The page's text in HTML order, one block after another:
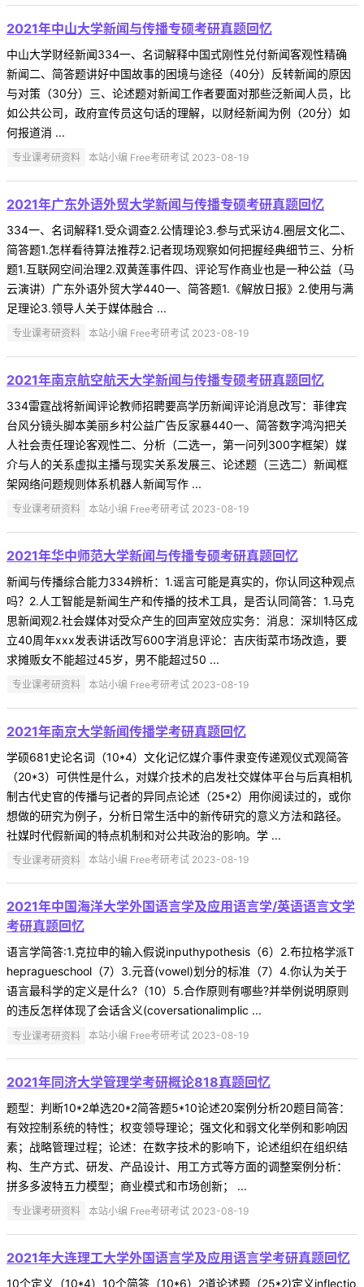
2021年中山大学新闻与传播专硕考研真题回忆
中山大学财经新闻334一、名词解释中国式刚性兑付新闻客观性精确
新闻二、简答题讲好中国故事的困境与途径（40分）反转新闻的原因
与对策（30分）三、论述题对新闻工作者要面对那些泛新闻人员，比
如公共公司，政府宣传员这句话的理解，以财经新闻为例（20分）如
何报道消 ...
专业课考研资料 本站小编 Free考研考试 2023-08-19
2021年广东外语外贸大学新闻与传播专硕考研真题回忆
334一、名词解释1.受众调查2.公情理论3.参与式采访4.圈层文化二、
简答题1.怎样看待算法推荐2.记者现场观察如何把握经典细节三、分析
题1.互联网空间治理2.双黄莲事件四、评论写作商业也是一种公益（马
云演讲）广东外语外贸大学440一、简答题1.《解放日报》2.使用与满
足理论3.领导人关于媒体融合 ...
专业课考研资料 本站小编 Free考研考试 2023-08-19
2021年南京航空航天大学新闻与传播专硕考研真题回忆
334雷霆战将新闻评论教师招聘要高学历新闻评论消息改写：菲律宾
台风分镜头脚本美丽乡村公益广告反家暴440一、简答数字鸿沟把关
人社会责任理论客观性二、分析（二选一，第一问列300字框架）媒
介与人的关系虚拟主播与现实关系发展三、论述题（三选二）新闻框
架网络问题规则体系机器人新闻写作 ...
专业课考研资料 本站小编 Free考研考试 2023-08-19
2021年华中师范大学新闻与传播专硕考研真题回忆
新闻与传播综合能力334辨析：1.谣言可能是真实的，你认同这种观点
吗？2.人工智能是新闻生产和传播的技术工具，是否认同简答：1.马克
思新闻观2.社会媒体对受众产生的回声室效应实务：消息：深圳特区成
立40周年xxx发表讲话改写600字消息评论：吉庆街菜市场改造，要
求摊贩女不能超过45岁，男不能超过50 ...
专业课考研资料 本站小编 Free考研考试 2023-08-19
2021年南京大学新闻传播学考研真题回忆
学硕681史论名词（10*4）文化记忆媒介事件隶变传递观仪式观简答
（20*3）可供性是什么，对媒介技术的启发社交媒体平台与后真相机
制古代史官的传播与记者的异同点论述（25*2）用你阅读过的，或你
想做的研究为例子，分析日常生活中的新传研究的意义方法和路径。
社媒时代假新闻的特点机制和对公共政治的影响。学 ...
专业课考研资料 本站小编 Free考研考试 2023-08-19
2021年中国海洋大学外国语言学及应用语言学/英语语言文学
考研真题回忆
语言学简答:1.克拉申的输入假说inputhypothesis（6）2.布拉格学派T
hepragueschool（7）3.元音(vowel)划分的标准（7）4.你认为关于
语言最科学的定义是什么?（10）5.合作原则有哪些?并举例说明原则
的违反怎样体现了会话含义(coversationalimplic ...
专业课考研资料 本站小编 Free考研考试 2023-08-19
2021年同济大学管理学考研概论818真题回忆
题型：判断10*2单选20*2简答题5*10论述20案例分析20题目简答：
有效控制系统的特性；权变领导理论；强文化和弱文化举例和影响因
素；战略管理过程；论述：在数字技术的影响下，论述组织在组织结
构、生产方式、研发、产品设计、用工方式等方面的调整案例分析：
拼多多波特五力模型；商业模式和市场创新； ...
专业课考研资料 本站小编 Free考研考试 2023-08-19
2021年大连理工大学外国语言学及应用语言学考研真题回忆
10个定义（10*4）10个简答（10*6）2道论述题（25*2)定义inflectio